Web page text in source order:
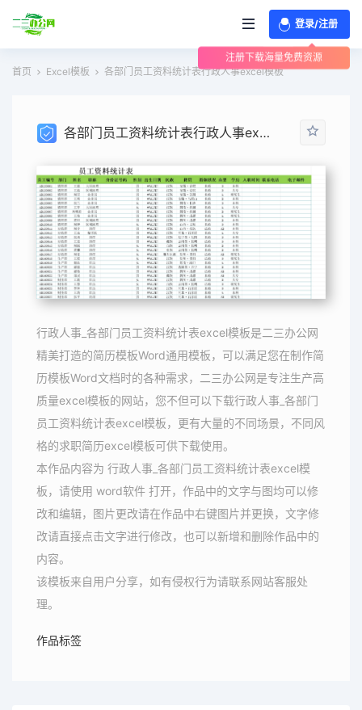
登录/注册
注册下载海量免费资源
首页 Excel模板 各部门员工资料统计表行政人事excel模板
各部门员工资料统计表行政人事excel模板
行政人事_各部门员工资料统计表excel模板是二三办公网
精美打造的简历模板Word通用模板，可以满足您在制作简
历模板Word文档时的各种需求，二三办公网是专注生产高
质量excel模板的网站，您不但可以下载行政人事_各部门
员工资料统计表excel模板，更有大量的不同场景，不同风
格的求职简历excel模板可供下载使用。
本作品内容为 行政人事_各部门员工资料统计表excel模
板，请使用 word软件 打开，作品中的文字与图均可以修
改和编辑，图片更改请在作品中右键图片并更换，文字修
改请直接点击文字进行修改，也可以新增和删除作品中的
内容。
该模板来自用户分享，如有侵权行为请联系网站客服处
理。
作品标签